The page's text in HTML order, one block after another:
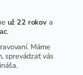
už 22 rokova
.
Máme
sprevádzať vás